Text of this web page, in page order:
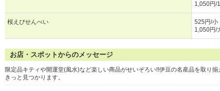
1,050円/
桜えびせんべい
525円/小
1,050円/
お店・スポットからのメッセージ
限定品キティや開運堂(風水)など楽しい商品がせいぞろい!!伊豆の名産品を取り
きっと見つかります。